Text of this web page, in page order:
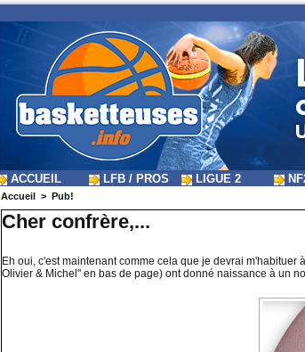
ACCUEIL LFB / PROS LIGUE 2
Accueil > Pub!
Cher confrère,...
Eh oui, c'est maintenant comme cela que je devrai
Olivier & Michel" en bas de page) ont donné naissance à un